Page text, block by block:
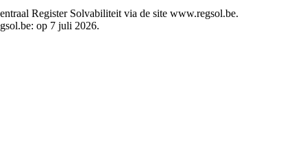
Register Solvabiliteit via de site www.regsol.be.
op 7 juli 2026.